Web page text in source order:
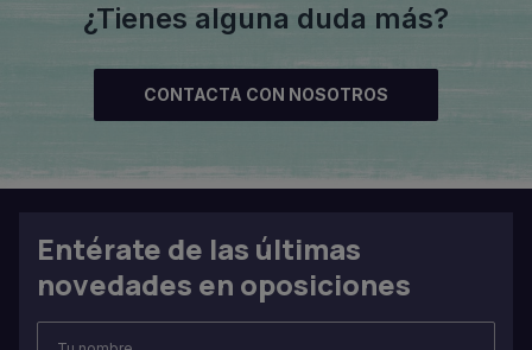
¿Tienes alguna duda más?
CONTACTA CON NOSOTROS
Entérate de las últimas
novedades en oposiciones